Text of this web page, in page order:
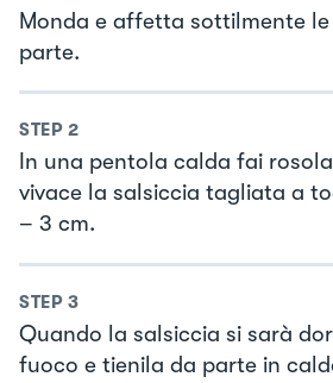
Monda e affetta sottilmente
parte.
STEP 2
In una pentola calda fai
vivace la salsiccia tagliata a
– 3 cm.
STEP 3
Quando la salsiccia si sarà
fuoco e tienila da parte in